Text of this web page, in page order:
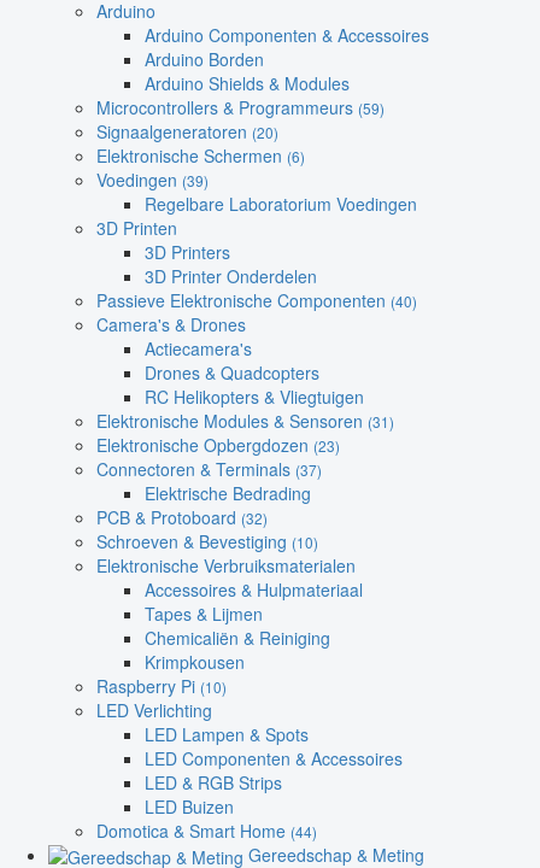
Arduino
Arduino Componenten & Accessoires
Arduino Borden
Arduino Shields & Modules
Microcontrollers & Programmeurs (59)
Signaalgeneratoren (20)
Elektronische Schermen (6)
Voedingen (39)
Regelbare Laboratorium Voedingen
3D Printen
3D Printers
3D Printer Onderdelen
Passieve Elektronische Componenten (40)
Camera's & Drones
Actiecamera's
Drones & Quadcopters
RC Helikopters & Vliegtuigen
Elektronische Modules & Sensoren (31)
Elektronische Opbergdozen (23)
Connectoren & Terminals (37)
Elektrische Bedrading
PCB & Protoboard (32)
Schroeven & Bevestiging (10)
Elektronische Verbruiksmaterialen
Accessoires & Hulpmateriaal
Tapes & Lijmen
Chemicaliën & Reiniging
Krimpkousen
Raspberry Pi (10)
LED Verlichting
LED Lampen & Spots
LED Componenten & Accessoires
LED & RGB Strips
LED Buizen
Domotica & Smart Home (44)
Gereedschap & Meting